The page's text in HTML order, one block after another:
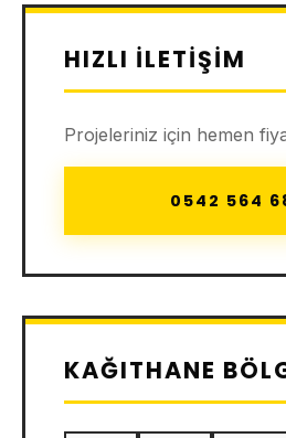
HIZLI İLETIŞIM
Projeleriniz için hemen
0542 564
KAĞITHANE